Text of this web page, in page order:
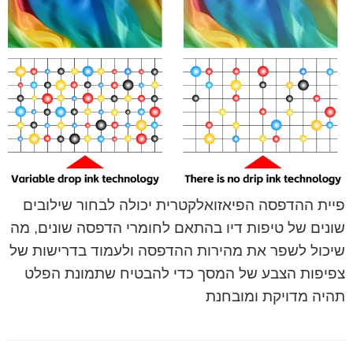
פיית ההדפסה הפיאזואלקטרית יכולה לבחור שילובים
שונים של טיפות דיו בהתאם לחומרי הדפסה שונים, מה
שיכול לשפר את מהירות ההדפסה ולעמוד בדרישות של
צפיפות הצבע של המסך כדי להבטיח שתמונת הפלט
תהיה מדויקת ומובחנת